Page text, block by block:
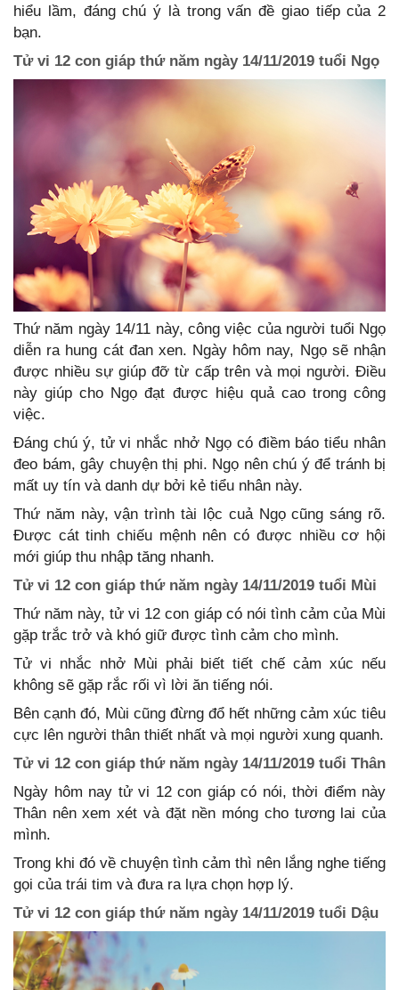
hiểu lầm, đáng chú ý là trong vấn đề giao tiếp của 2
bạn.
Tử vi 12 con giáp thứ năm ngày 14/11/2019 tuổi Ngọ
Thứ năm ngày 14/11 này, công việc của người tuổi Ngọ
diễn ra hung cát đan xen. Ngày hôm nay, Ngọ sẽ nhận
được nhiều sự giúp đỡ từ cấp trên và mọi người. Điều
này giúp cho Ngọ đạt được hiệu quả cao trong công
việc.
Đáng chú ý, tử vi nhắc nhở Ngọ có điềm báo tiểu nhân
đeo bám, gây chuyện thị phi. Ngọ nên chú ý để tránh bị
mất uy tín và danh dự bởi kẻ tiểu nhân này.
Thứ năm này, vận trình tài lộc cuả Ngọ cũng sáng rõ.
Được cát tinh chiếu mệnh nên có được nhiều cơ hội
mới giúp thu nhập tăng nhanh.
Tử vi 12 con giáp thứ năm ngày 14/11/2019 tuổi Mùi
Thứ năm này, tử vi 12 con giáp có nói tình cảm của Mùi
gặp trắc trở và khó giữ được tình cảm cho mình.
Tử vi nhắc nhở Mùi phải biết tiết chế cảm xúc nếu
không sẽ gặp rắc rối vì lời ăn tiếng nói.
Bên cạnh đó, Mùi cũng đừng đổ hết những cảm xúc tiêu
cực lên người thân thiết nhất và mọi người xung quanh.
Tử vi 12 con giáp thứ năm ngày 14/11/2019 tuổi Thân
Ngày hôm nay tử vi 12 con giáp có nói, thời điểm này
Thân nên xem xét và đặt nền móng cho tương lai của
mình.
Trong khi đó về chuyện tình cảm thì nên lắng nghe tiếng
gọi của trái tim và đưa ra lựa chọn hợp lý.
Tử vi 12 con giáp thứ năm ngày 14/11/2019 tuổi Dậu